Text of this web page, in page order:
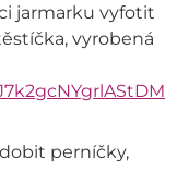
jarmarku vyfotit
vyrobená
perníčky,